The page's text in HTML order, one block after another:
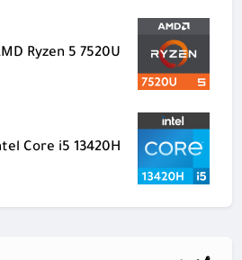
Ryzen 5 7520U
Core i5 13420H